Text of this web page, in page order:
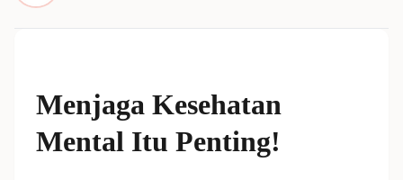
Menjaga Kesehatan
Mental Itu Penting!